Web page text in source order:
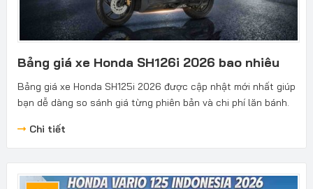
Bảng giá xe Honda SH126i 2026 bao nhiêu
Bảng giá xe Honda SH125i 2026 được cập nhật mới nhất giúp
bạn dễ dàng so sánh giá từng phiên bản và chi phí lăn bánh.
Chi tiết